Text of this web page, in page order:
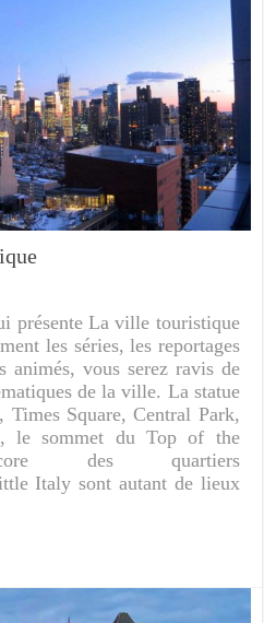
présente La ville touristique
les séries, les reportages
animés, vous serez ravis de
de la ville. La statue
Square, Central Park,
le sommet du Top of the
des quartiers
Italy sont autant de lieux